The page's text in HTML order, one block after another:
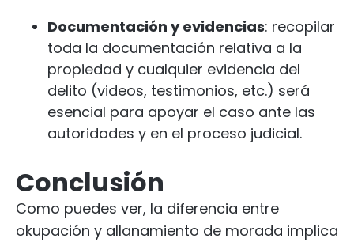
Documentación y evidencias: recopilar
toda la documentación relativa a la
propiedad y cualquier evidencia del
delito (videos, testimonios, etc.) será
esencial para apoyar el caso ante las
autoridades y en el proceso judicial.
Conclusión
Como puedes ver, la diferencia entre
okupación y allanamiento de morada implica